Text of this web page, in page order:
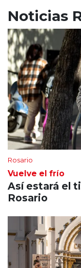
Noticias
Rosario
Vuelve el frío
Así estará el
Rosario